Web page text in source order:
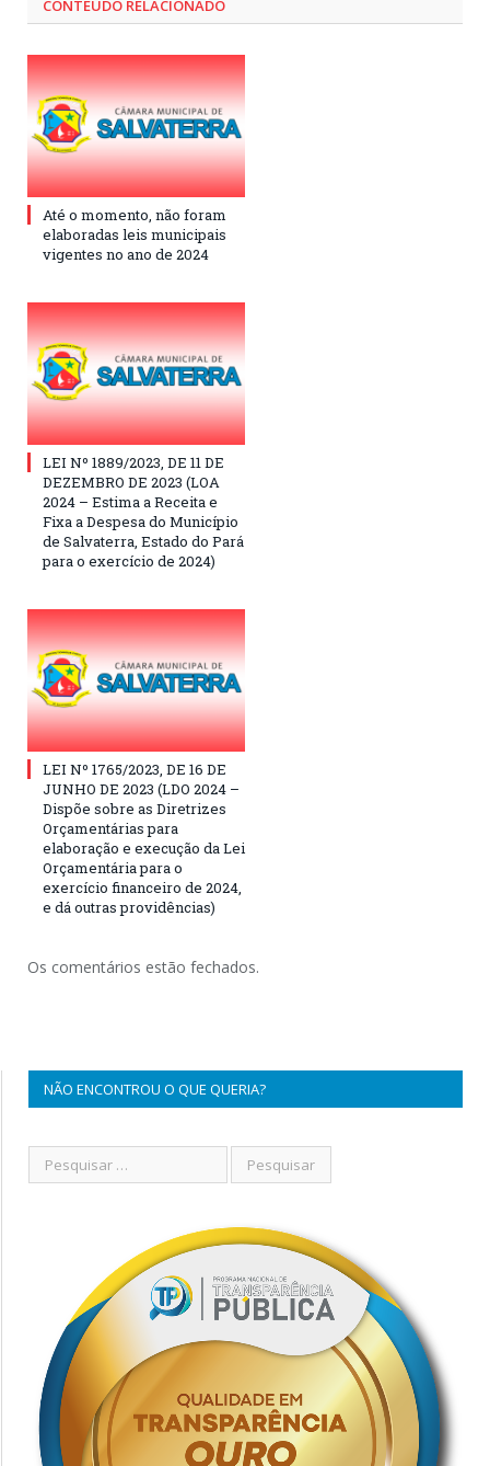
CONTEÚDO RELACIONADO
Até o momento, não foram
elaboradas leis municipais
vigentes no ano de 2024
LEI Nº 1889/2023, DE 11 DE
DEZEMBRO DE 2023 (LOA
2024 – Estima a Receita e
Fixa a Despesa do Município
de Salvaterra, Estado do Pará
para o exercício de 2024)
LEI Nº 1765/2023, DE 16 DE
JUNHO DE 2023 (LDO 2024 –
Dispõe sobre as Diretrizes
Orçamentárias para
elaboração e execução da Lei
Orçamentária para o
exercício financeiro de 2024,
e dá outras providências)
Os comentários estão fechados.
NÃO ENCONTROU O QUE QUERIA?